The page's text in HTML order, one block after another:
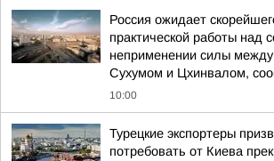
Россия ожидает
практической работы над
неприменении силы
Сухумом и Цхинвалом,
10:00
Турецкие экспортеры
потребовать от Киева